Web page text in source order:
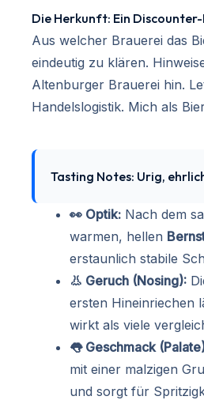
Die Herkunft: Ein
Aus welcher Brauerei das
eindeutig zu klären.
Altenburger Brauerei hin.
Handelslogistik. Mich als
Tasting Notes: Urig,
👀 Optik: Nach dem
warmen, hellen
erstaunlich stabile
👃 Geruch (Nosing):
ersten Hineinriechen
wirkt als viele
👅 Geschmack
mit einer malzigen
und sorgt für